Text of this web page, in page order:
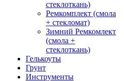
стеклоткань)
Ремкомплект (смола
+ стекломат)
Зимний Ремкомлект
(смола +
стеклоткань)
Гелькоуты
Грунт
Инструменты